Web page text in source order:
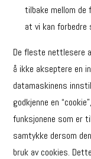
tilbake mellom
at vi kan forbedre
De fleste nettlesere
å ikke akseptere en
datamaskinens
godkjenne en
funksjonene som er
samtykke dersom
bruk av cookies.